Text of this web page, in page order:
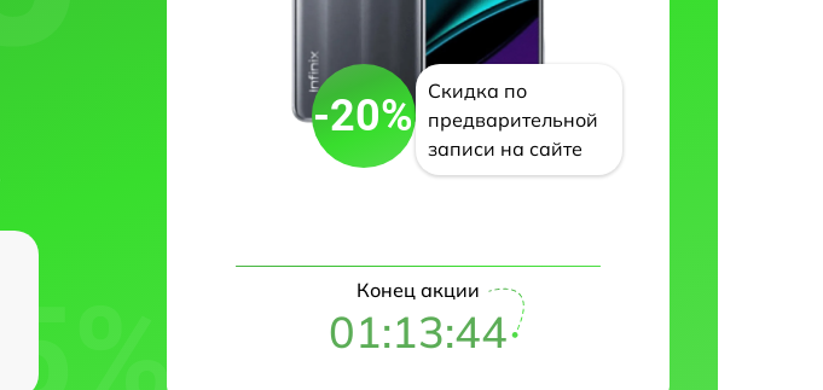
-20%
Скидка по
предварительной
записи на сайте
Конец акции
01:13:42